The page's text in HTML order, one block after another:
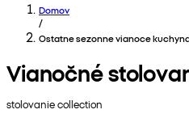
Domov
/
Ostatne sezonne vianoce
Vianočné
stolovaniecollection